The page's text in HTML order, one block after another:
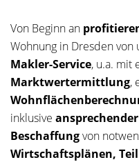
Von Beginn an
Wohnung in Dresden von
Makler-Service, u.a. mit
Marktwertermittlung,
inklusive
Beschaffungvon
Wirtschaftsplänen,